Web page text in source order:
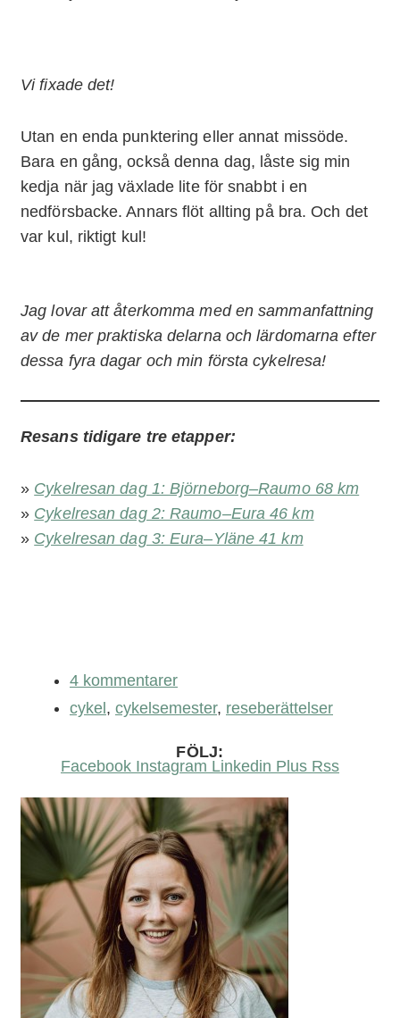
Vi fixade det!
Utan en enda punktering eller annat missöde.
Bara en gång, också denna dag, låste sig min
kedja när jag växlade lite för snabbt i en
nedförsbacke. Annars flöt allting på bra. Och det
var kul, riktigt kul!
Jag lovar att återkomma med en sammanfattning
av de mer praktiska delarna och lärdomarna efter
dessa fyra dagar och min första cykelresa!
Resans tidigare tre etapper:
» Cykelresan dag 1: Björneborg–Raumo 68 km
» Cykelresan dag 2: Raumo–Eura 46 km
» Cykelresan dag 3: Eura–Yläne 41 km
4 kommentarer
cykel , cykelsemester, reseberättelser
FÖLJ:
Facebook Instagram Linkedin Plus Rss